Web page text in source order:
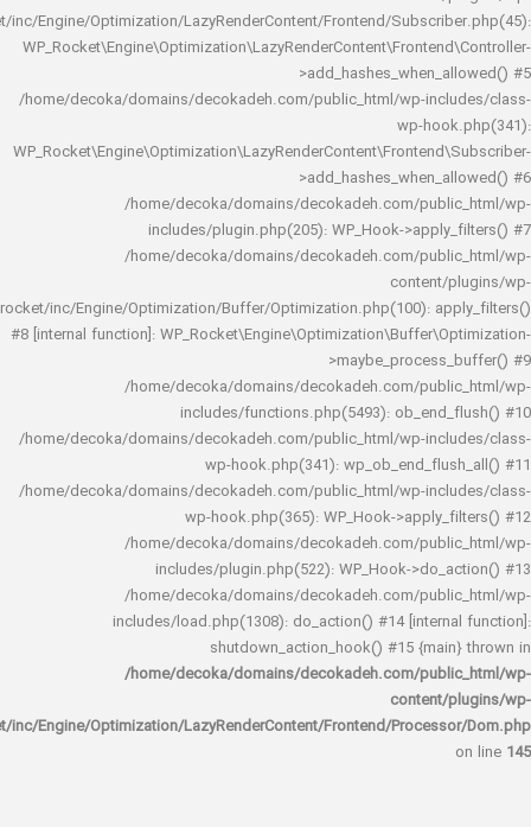
rocket/inc/Engine/Optimization/LazyRenderContent/Frontend/
/home/decoka/domains/decokadeh.com/public_html/wp-
wp-
/home/decoka/domains/decokadeh.com/
includes/plugin.php(205): WP_Hook-
/home/decoka/domains/decokadeh.com/
rocket/inc/Engine/Optimization/Buffer/Optimization.php(100):
#8 [internal function]:
/home/decoka/domains/decokadeh.com/
includes/functions.php(5493):
/home/decoka/domains/decokadeh.com/public_html/wp-
wp-hook.php(341):
/home/decoka/domains/decokadeh.com/public_html/wp-
wp-hook.php(365): WP_Hook-
/home/decoka/domains/decokadeh.com/
includes/plugin.php(522): WP_Hook-
/home/decoka/domains/decokadeh.com/
includes/load.php(1308): do_action() #14
shutdown_action_hook() #15
/home/decoka/domains/decokadeh.com/
rocket/inc/Engine/Optimization/LazyRenderContent/Frontend/